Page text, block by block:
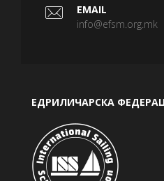
EMAIL
info@efsm.org.mk
ЕДРИЛИЧАРСКА